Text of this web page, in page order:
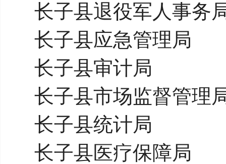
长子县退役军人事务
长子县应急管理局
长子县审计局
长子县市场监督管理
长子县统计局
长子县医疗保障局